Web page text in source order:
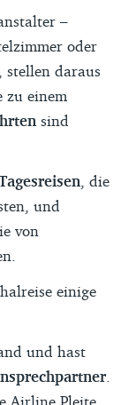
–
oder
stellen daraus
zu einem
sind
, die
und
von
einige
und hast
Airline Pleite